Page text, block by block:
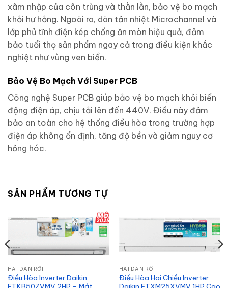
xâm nhập của côn trùng và thằn lằn, bảo vệ bo mạch
khỏi hư hỏng. Ngoài ra, dàn tản nhiệt Microchannel và
lớp phủ tĩnh điện kép chống ăn mòn hiệu quả, đảm
bảo tuổi thọ sản phẩm ngay cả trong điều kiện khắc
nghiệt như vùng ven biển.
Bảo Vệ Bo Mạch Với Super PCB
Công nghệ Super PCB giúp bảo vệ bo mạch khỏi biến
động điện áp, chịu tải lên đến 440V. Điều này đảm
bảo an toàn cho hệ thống điều hòa trong trường hợp
điện áp không ổn định, tăng độ bền và giảm nguy cơ
hỏng hóc.
SẢN PHẨM TƯƠNG TỰ
HAI DÀN RỜI
Điều Hòa Inverter Daikin
HAI DÀN RỜI
Điều Hòa Hai Chiều Inverter